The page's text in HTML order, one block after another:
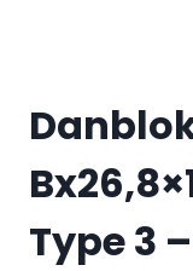
Type 3